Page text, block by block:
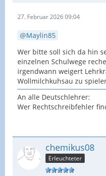
27. Februar 2026 09:04
Maylin85
Wer bitte soll sich da hin
einzelnen Schulwege
irgendwann weigert
Wollmilchkuhsau zu
An alle Deutschlehrer:
Wer Rechtschreibfehler
chemikus08
Erleuchteter